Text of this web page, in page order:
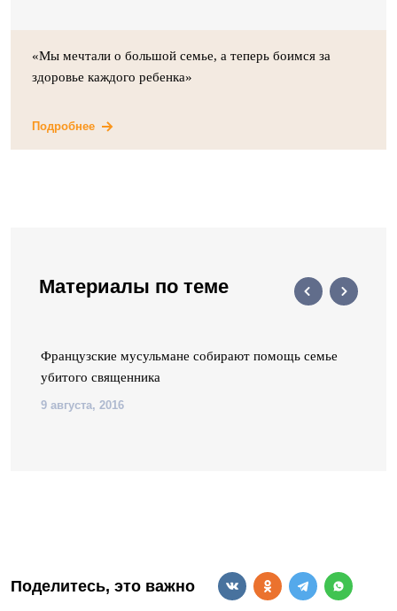
«Мы мечтали о большой семье, а теперь боимся за
здоровье каждого ребенка»
Подробнее
Материалы по теме
Французские мусульмане собирают помощь семье
убитого священника
9 августа, 2016
Поделитесь, это важно